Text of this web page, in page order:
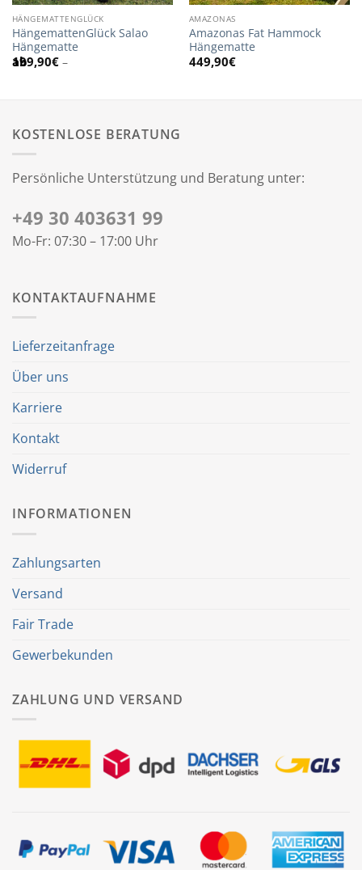
HÄNGEMATTENGLÜCK
HängemattenGlück Salao
Hängematte
199,90€–
AMAZONAS
Amazonas Fat Hammock
Hängematte
449,90€
KOSTENLOSE BERATUNG
Persönliche Unterstützung und Beratung unter:
+49 30 403631 99
Mo-Fr: 07:30 – 17:00 Uhr
KONTAKTAUFNAHME
Lieferzeitanfrage
Über uns
Karriere
Kontakt
Widerruf
INFORMATIONEN
Zahlungsarten
Versand
Fair Trade
Gewerbekunden
ZAHLUNG UND VERSAND